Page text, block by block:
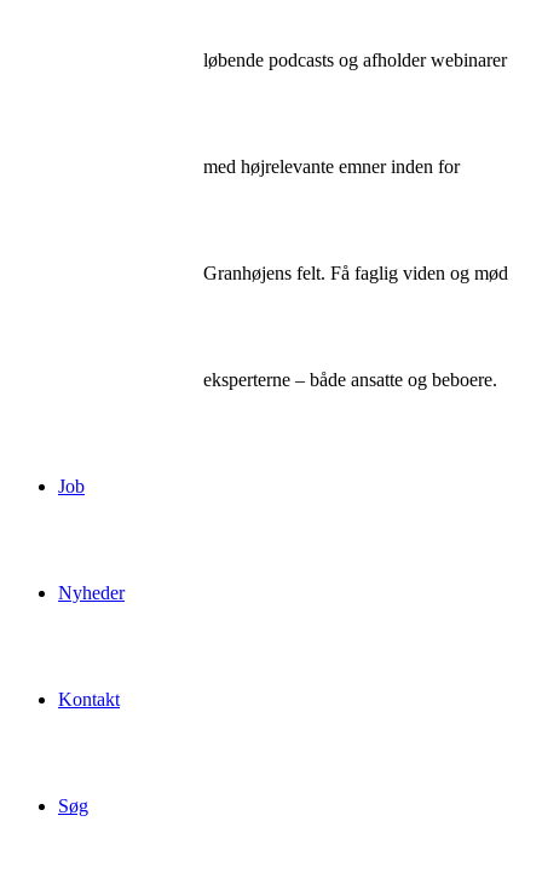
løbende podcasts og afholder webinarer
med højrelevante emner inden for
Granhøjens felt. Få faglig viden og mød
eksperterne – både ansatte og beboere.
Job
Nyheder
Kontakt
Søg